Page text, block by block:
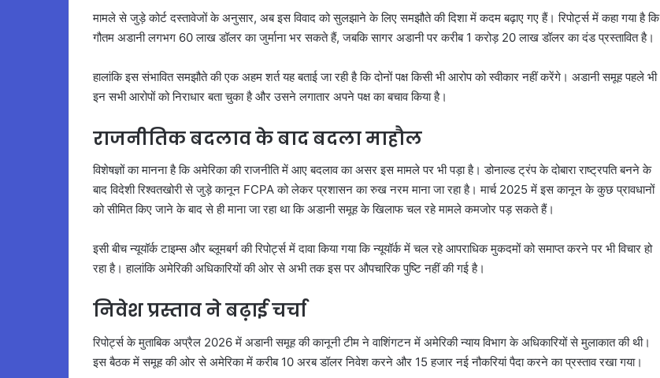
मामले से जुड़े कोर्ट दस्तावेजों के अनुसार, अब इस विवाद को सुलझाने के लिए समझौते की दिशा में कदम बढ़ाए गए हैं। रिपोर्ट्स में कहा गया है कि
गौतम अडानी लगभग 60 लाख डॉलर का जुर्माना भर सकते हैं, जबकि सागर अडानी पर करीब 1 करोड़ 20 लाख डॉलर का दंड प्रस्तावित है।
हालांकि इस संभावित समझौते की एक अहम शर्त यह बताई जा रही है कि दोनों पक्ष किसी भी आरोप को स्वीकार नहीं करेंगे। अडानी समूह पहले भी
इन सभी आरोपों को निराधार बता चुका है और उसने लगातार अपने पक्ष का बचाव किया है।
राजनीतिक बदलाव के बाद बदला माहौल
विशेषज्ञों का मानना है कि अमेरिका की राजनीति में आए बदलाव का असर इस मामले पर भी पड़ा है। डोनाल्ड ट्रंप के दोबारा राष्ट्रपति बनने के
बाद विदेशी रिश्वतखोरी से जुड़े कानून FCPA को लेकर प्रशासन का रुख नरम माना जा रहा है। मार्च 2025 में इस कानून के कुछ प्रावधानों
को सीमित किए जाने के बाद से ही माना जा रहा था कि अडानी समूह के खिलाफ चल रहे मामले कमजोर पड़ सकते हैं।
इसी बीच न्यूयॉर्क टाइम्स और ब्लूमबर्ग की रिपोर्ट्स में दावा किया गया कि न्यूयॉर्क में चल रहे आपराधिक मुकदमों को समाप्त करने पर भी विचार हो
रहा है। हालांकि अमेरिकी अधिकारियों की ओर से अभी तक इस पर औपचारिक पुष्टि नहीं की गई है।
निवेश प्रस्ताव ने बढ़ाई चर्चा
रिपोर्ट्स के मुताबिक अप्रैल 2026 में अडानी समूह की कानूनी टीम ने वाशिंगटन में अमेरिकी न्याय विभाग के अधिकारियों से मुलाकात की थी।
इस बैठक में समूह की ओर से अमेरिका में करीब 10 अरब डॉलर निवेश करने और 15 हजार नई नौकरियां पैदा करने का प्रस्ताव रखा गया।